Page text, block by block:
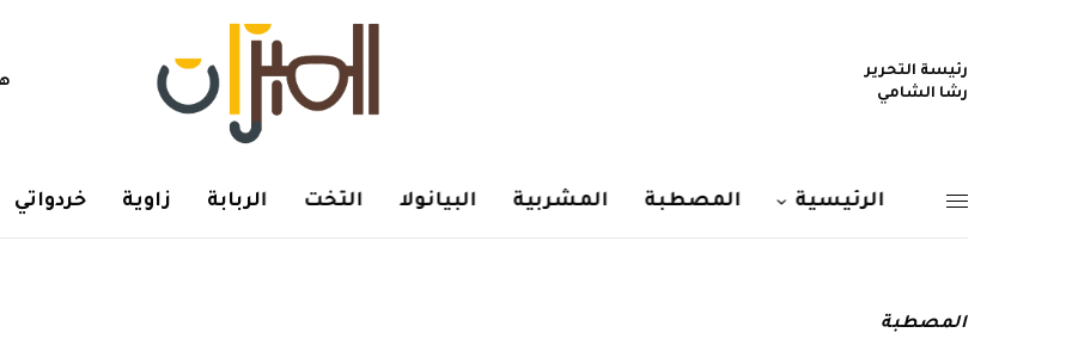
رئيسة التحرير
رشا الشامي
الرئيسية المصطبة المشربية البيانولا التخت الربابة زاوية خردواتي
المصطبة